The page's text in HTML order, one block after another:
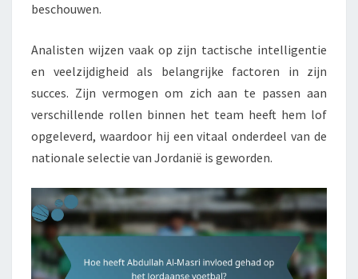
beschouwen.
Analisten wijzen vaak op zijn tactische intelligentie
en veelzijdigheid als belangrijke factoren in zijn
succes. Zijn vermogen om zich aan te passen aan
verschillende rollen binnen het team heeft hem lof
opgeleverd, waardoor hij een vitaal onderdeel van de
nationale selectie van Jordanië is geworden.